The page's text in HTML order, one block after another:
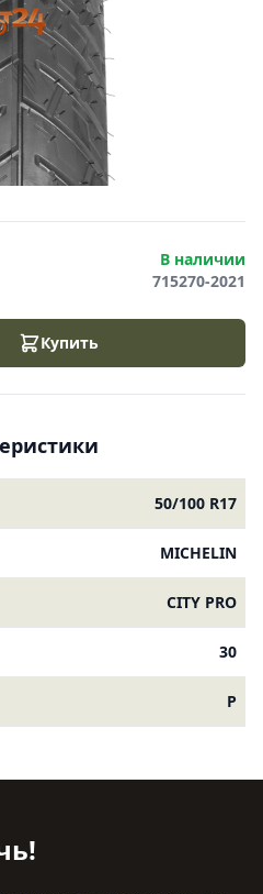
В наличии
715270-2021
Купить
50/100 R17
MICHELIN
CITY PRO
30
P